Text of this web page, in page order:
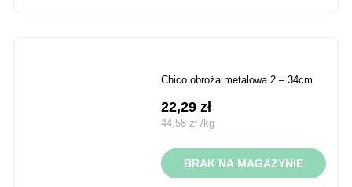
chico obroża metalowa 2 – 34cm
22,29zł
44,58 zł /kg
BRAK NA MAGAZYNIE